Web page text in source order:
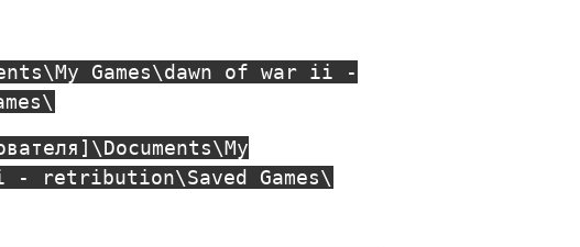
Games\dawn of war ii -
- retribution\Saved Games\